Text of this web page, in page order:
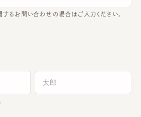
るお問い合わせの場合はご入力ください。